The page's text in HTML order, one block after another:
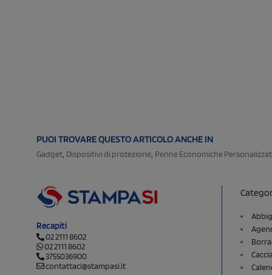
PUOI TROVARE QUESTO ARTICOLO ANCHE IN
Gadget Dispositivi di protezione Penne Economiche
Recapiti
02 2111 8602
02 2111 8602
3755036900
contattaci@stampasi.it